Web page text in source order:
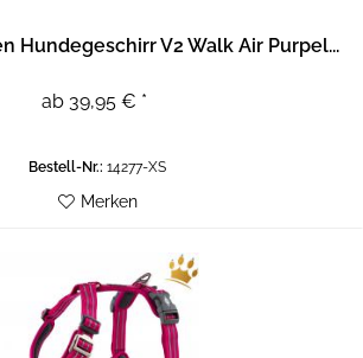
Hundegeschirr V2 Walk Air Purpel...
ab 39,95 € *
Bestell-Nr.: 14277-XS
Merken